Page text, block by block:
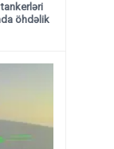
tankerləri
öhdəlik